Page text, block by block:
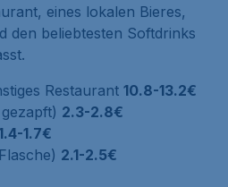
eines lokalen Bieres,
den beliebtesten Softdrinks
Restaurant 10.8-13.2€
2.3-2.8€
1.7€
2.1-2.5€